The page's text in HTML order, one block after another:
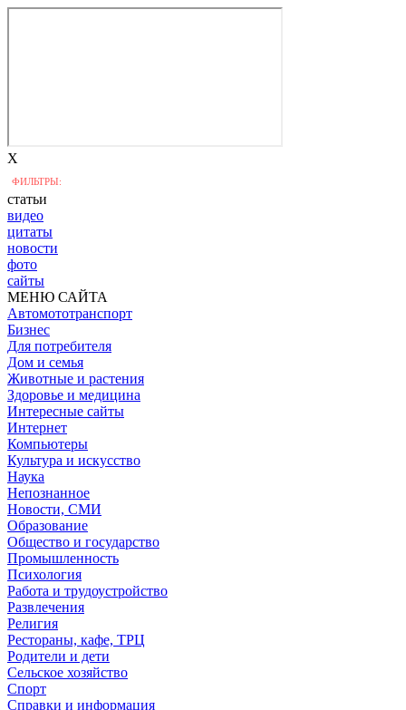
X
ФИЛЬТРЫ:
статьи
видео
цитаты
новости
фото
сайты
МЕНЮ САЙТА
Автомототранспорт
Бизнес
Для потребителя
Дом и семья
Животные и растения
Здоровье и медицина
Интересные сайты
Интернет
Компьютеры
Культура и искусство
Наука
Непознанное
Новости, СМИ
Образование
Общество и государство
Промышленность
Психология
Работа и трудоустройство
Развлечения
Религия
Рестораны, кафе, ТРЦ
Родители и дети
Сельское хозяйство
Спорт
Справки и информация